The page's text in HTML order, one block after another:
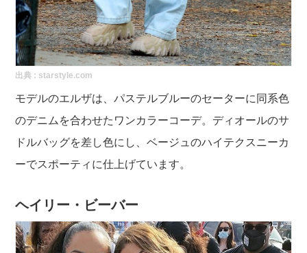
出典 : starstyle.com
モデルのエルザは、パステルブルーのセーターに同系色
のデニムを合わせたワンカラーコーデ。ディオールのサ
ドルバッグを差し色にし、ベージュのハイテクスニーカ
ーでスポーティに仕上げています。
ヘイリー・ビーバー